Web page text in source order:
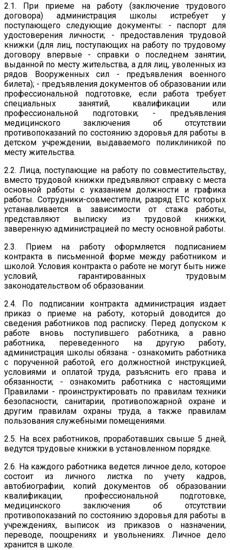
2.1. При приеме на работу (заключение трудового
договора) администрация школы истребует у
поступающего следующие документы: - паспорт для
удостоверения личности; - предоставления трудовой
книжки (для лиц, поступающих на работу по трудовому
договору впервые - справки о последнем занятии,
выданной по месту жительства, а для лиц, уволенных из
рядов Вооруженных сил - предъявления военного
билета); - предъявления документов об образовании или
профессиональной подготовке, если работа требует
специальных занятий, квалификации или
профессиональной подготовки; - предъявления
медицинского заключения об отсутствии
противопоказаний по состоянию здоровья для работы в
детском учреждении, выдаваемого поликлиникой по
месту жительства.
2.2. Лица, поступающие на работу по совместительству,
вместо трудовой книжки предъявляют справку с места
основной работы с указанием должности и графика
работы. Сотрудники-совместители, разряд ЕТС которых
устанавливается в зависимости от стажа работы,
представляют выписку из трудовой книжки,
заверенную администрацией по месту основной работы.
2.3. Прием на работу оформляется подписанием
контракта в письменной форме между работником и
школой. Условия контракта о работе не могут быть ниже
условий, гарантированных трудовым
законодательством об образовании.
2.4. По подписании контракта администрация издает
приказ о приеме на работу, который доводится до
сведения работников под расписку. Перед допуском к
работе вновь поступившего работника, а равно
работника, переведенного на другую работу,
администрация школы обязана: - ознакомить работника
с порученной работой, его должностной инструкцией,
условиями и оплатой труда, разъяснить его права и
обязанности; - ознакомить работника с настоящими
Правилами - проинструктировать по правилам техники
безопасности, санитарии, противопожарной охране и
другим правилам охраны труда, а также правилам
пользования служебными помещениями.
2.5. На всех работников, проработавших свыше 5 дней,
ведутся трудовые книжки в установленном порядке.
2.6. На каждого работника ведется личное дело, которое
состоит из личного листка по учету кадров,
автобиографии, копий документов об образовании
квалификации, профессиональной подготовке,
медицинского заключения об отсутствии
противопоказаний по состоянию здоровья для работы в
учреждениях, выписок из приказов о назначении,
переводе, поощрениях и увольнениях. Личное дело
хранится в школе.